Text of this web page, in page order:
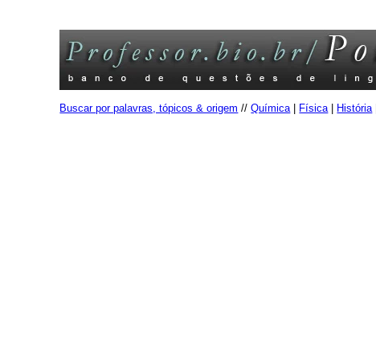
Buscar por palavras, tópicos & origem //Química| Física| História|